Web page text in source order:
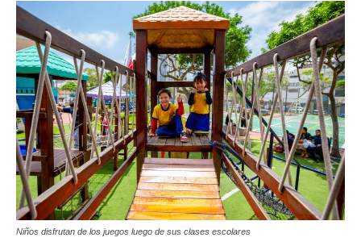
Niños disfrutan de los juegos luego de sus clases escolares